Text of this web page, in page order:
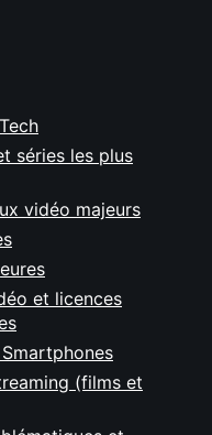
séries les plus
vidéo majeurs
et licences
(films et